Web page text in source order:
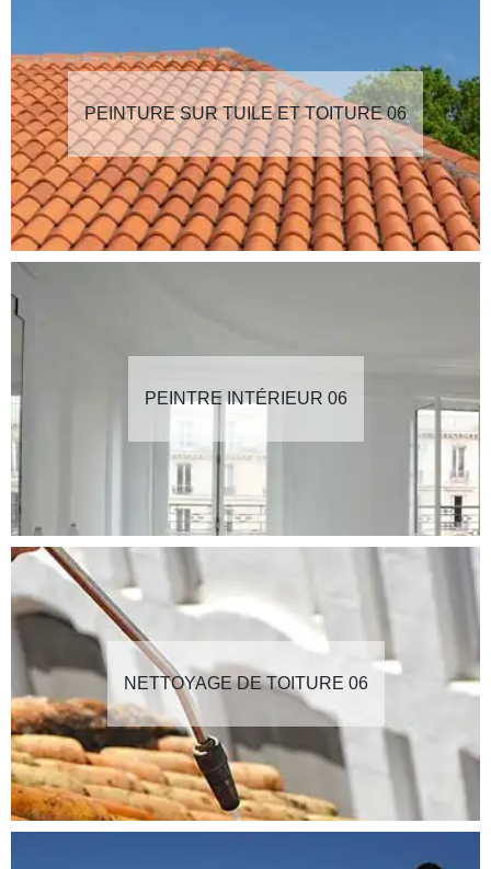
PEINTURE SUR TUILE ET TOITURE 06
PEINTRE INTÉRIEUR 06
NETTOYAGE DE TOITURE 06